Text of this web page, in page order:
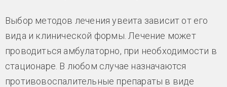
Выбор методов лечения увеита зависит от его
вида и клинической формы. Лечение может
проводиться амбулаторно, при необходимости в
стационаре. В любом случае назначаются
противовоспалительные препараты в виде